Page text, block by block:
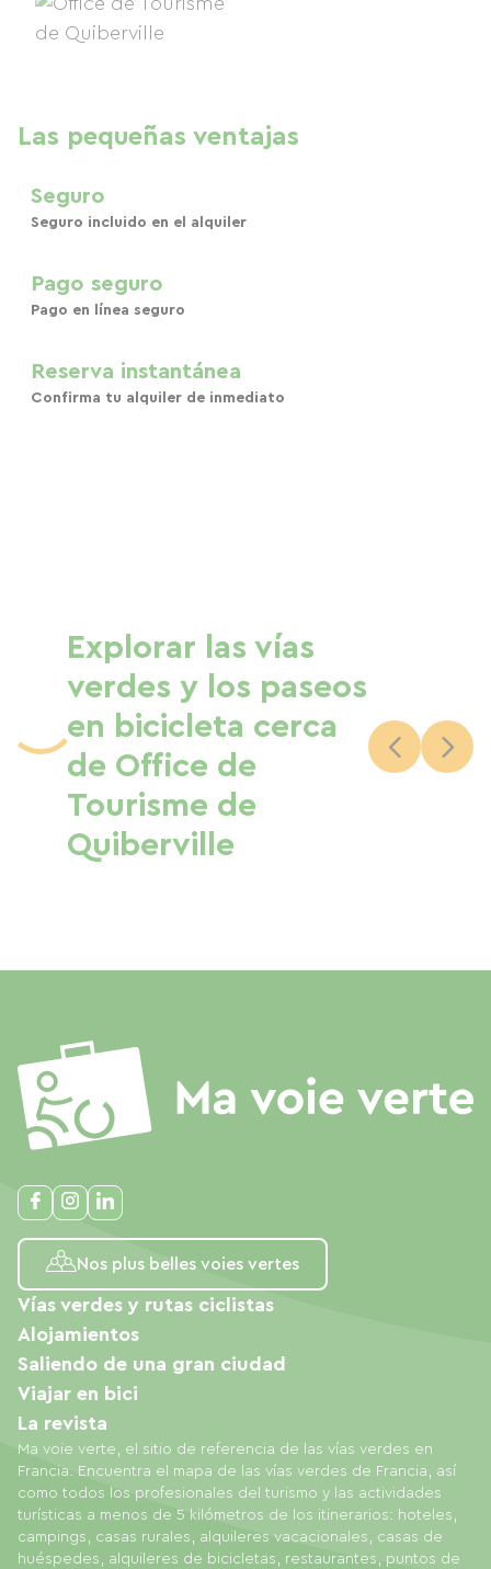
Las pequeñas ventajas
Seguro
Seguro incluido en el alquiler
Pago seguro
Pago en línea seguro
Reserva instantánea
Confirma tu alquiler de inmediato
Explorar las vías
verdes y los paseos
en bicicleta cerca
de Office de
Tourisme de
Quiberville
Nos plus belles voies vertes
Ma voie verte, el sitio de referencia de las vías verdes en
Francia. Encuentra el mapa de las vías verdes de Francia, así
como todos los profesionales del turismo y las actividades
turísticas a menos de 5 kilómetros de los itinerarios: hoteles,
campings, casas rurales, alquileres vacacionales, casas de
huéspedes, alquileres de bicicletas, restaurantes, puntos de
Vías verdes y rutas ciclistas
Alojamientos
Saliendo de una gran ciudad
Viajar en bici
La revista